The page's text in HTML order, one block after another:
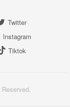
Twitter
Instagram
Tiktok